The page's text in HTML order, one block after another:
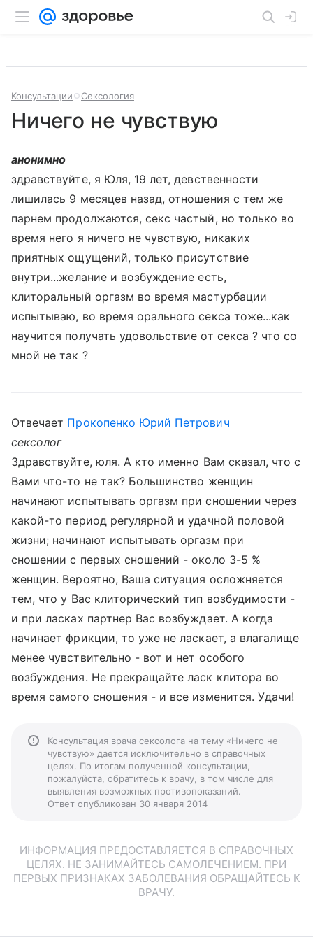
Консультации Сексология
Ничего не чувствую
анонимно
здравствуйте, я Юля, 19 лет, девственности
лишилась 9 месяцев назад, отношения с тем же
парнем продолжаются, секс частый, но только во
время него я ничего не чувствую, никаких
приятных ощущений, только присутствие
внутри...желание и возбуждение есть,
клиторальный оргазм во время мастурбации
испытываю, во время орального секса тоже...как
научится получать удовольствие от секса ? что со
мной не так ?
Отвечает Прокопенко Юрий Петрович
сексолог
Здравствуйте, юля. А кто именно Вам сказал, что с
Вами что-то не так? Большинство женщин
начинают испытывать оргазм при сношении через
какой-то период регулярной и удачной половой
жизни; начинают испытывать оргазм при
сношении с первых сношений - около 3-5 %
женщин. Вероятно, Ваша ситуация осложняется
тем, что у Вас клиторический тип возбудимости -
и при ласках партнер Вас возбуждает. А когда
начинает фрикции, то уже не ласкает, а влагалище
менее чувствительно - вот и нет особого
возбуждения. Не прекращайте ласк клитора во
время самого сношения - и все изменится. Удачи!
Консультация врача сексолога на тему «Ничего не
чувствую» дается исключительно в справочных
целях. По итогам полученной консультации,
пожалуйста, обратитесь к врачу, в том числе для
выявления возможных противопоказаний.
Ответ опубликован 30 января 2014
ИНФОРМАЦИЯ ПРЕДОСТАВЛЯЕТСЯ В СПРАВОЧНЫХ
ЦЕЛЯХ. НЕ ЗАНИМАЙТЕСЬ САМОЛЕЧЕНИЕМ. ПРИ
ПЕРВЫХ ПРИЗНАКАХ ЗАБОЛЕВАНИЯ ОБРАЩАЙТЕСЬ К
ВРАЧУ.